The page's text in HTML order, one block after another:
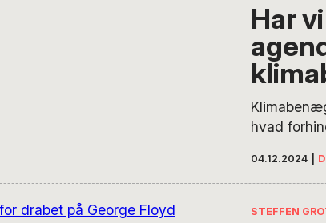
nogen for
Har
hvad
Kun
bryde den
skriver
04.12.2024
STEFFEN